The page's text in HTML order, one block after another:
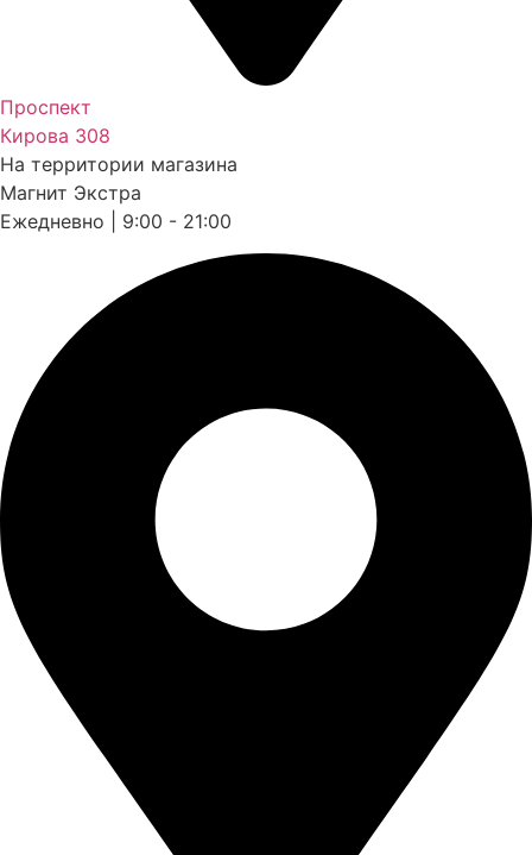
Проспект
Кирова 308
На территории магазина
Магнит Экстра
Ежедневно | 9:00 - 21:00